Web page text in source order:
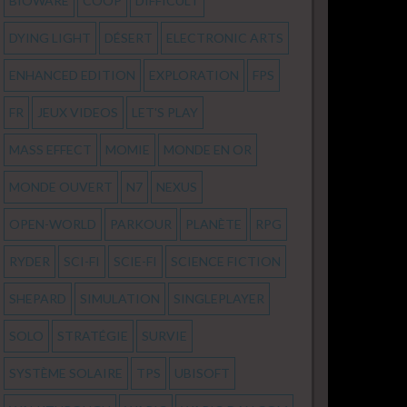
DYING LIGHT DÉSERT ELECTRONIC ARTS
ENHANCED EDITION EXPLORATION FPS
FR JEUX VIDEOS LET'S PLAY
MASS EFFECT MOMIE MONDE EN OR
MONDE OUVERT N7 NEXUS
OPEN-WORLD PARKOUR PLANÈTE RPG
RYDER SCI-FI SCIE-FI SCIENCE FICTION
SHEPARD SIMULATION SINGLEPLAYER
SOLO STRATÉGIE SURVIE
SYSTÈME SOLAIRE TPS UBISOFT